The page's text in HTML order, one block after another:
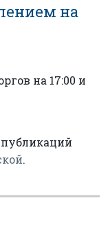
на
на 17:00 и
.